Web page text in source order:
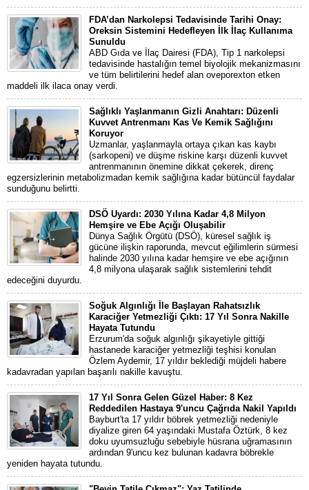
FDA’dan Narkolepsi Tedavisinde Tarihi Onay:
Oreksin Sistemini Hedefleyen İlk İlaç Kullanıma
Sunuldu
ABD Gıda ve İlaç Dairesi (FDA), Tip 1 narkolepsi
tedavisinde hastalığın temel biyolojik mekanizmasını
ve tüm belirtilerini hedef alan oveporexton etken
maddeli ilk ilaca onay verdi.
Sağlıklı Yaşlanmanın Gizli Anahtarı: Düzenli
Kuvvet Antrenmanı Kas Ve Kemik Sağlığını
Koruyor
Uzmanlar, yaşlanmayla ortaya çıkan kas kaybı
(sarkopeni) ve düşme riskine karşı düzenli kuvvet
antrenmanının önemine dikkat çekerek, direnç
egzersizlerinin metabolizmadan kemik sağlığına kadar bütüncül faydalar
sunduğunu belirtti.
DSÖ Uyardı: 2030 Yılına Kadar 4,8 Milyon
Hemşire ve Ebe Açığı Oluşabilir
Dünya Sağlık Örgütü (DSÖ), küresel sağlık iş
gücüne ilişkin raporunda, mevcut eğilimlerin sürmesi
halinde 2030 yılına kadar hemşire ve ebe açığının
4,8 milyona ulaşarak sağlık sistemlerini tehdit
edeceğini duyurdu.
Soğuk Algınlığı İle Başlayan Rahatsızlık
Karaciğer Yetmezliği Çıktı: 17 Yıl Sonra Nakille
Hayata Tutundu
Erzurum'da soğuk algınlığı şikayetiyle gittiği
hastanede karaciğer yetmezliği teşhisi konulan
Özlem Aydemir, 17 yıldır beklediği müjdeli habere
kadavradan yapılan başarılı nakille kavuştu.
17 Yıl Sonra Gelen Güzel Haber: 8 Kez
Reddedilen Hastaya 9'uncu Çağrıda Nakil Yapıldı
Bayburt'ta 17 yıldır böbrek yetmezliği nedeniyle
diyalize giren 64 yaşındaki Mustafa Öztürk, 8 kez
doku uyumsuzluğu sebebiyle hüsrana uğramasının
ardından 9'uncu kez bulunan kadavra böbrekle
yeniden hayata tutundu.